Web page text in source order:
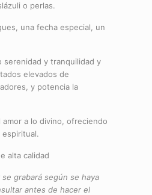
o perlas.
una fecha especial, un
serenidad y tranquilidad y
elevados de
y potencia la
a lo divino, ofreciendo
alta calidad
grabará según se haya
antes de hacer el